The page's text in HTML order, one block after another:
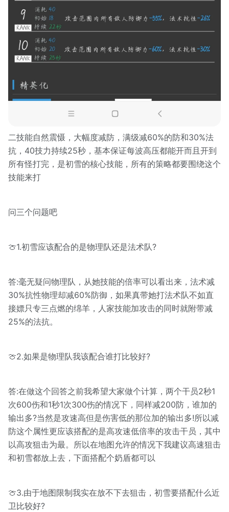
二技能自然震慑，大幅度减防，满级减60%的防和30%法
抗，40技力持续25秒，基本保证每波高压都能开而且开到
所有怪打完，是初雪的核心技能，所有的策略都要围绕这个
技能来打
问三个问题吧
🍈1.初雪应该配合的是物理队还是法术队?
答:毫无疑问物理队，从她技能的倍率可以看出来，法术减
30%抗性物理却减60%防御，如果真带她打法术队不如直
接嫖只专三点燃的绵羊，人家技能加攻击的同时就附带减
25%的法抗。
🍈2.如果是物理队我该配合谁打比较好?
答:在做这个回答之前我希望大家做个计算，两个干员2秒1
次600伤和1秒1次300伤的情况下，同样减200防，谁加的
输出多?当然是攻速高但是伤害低的那位加的输出多!所以减
防这个属性更应该搭配的是高攻速低倍率的攻击干员，其中
以高攻狙击为最。所以在地图允许的情况下我建议高速狙击
和初雪都放上去，下面搭配个奶盾都可以
🍈3.由于地图限制我实在放不下去狙击，初雪要搭配什么近
卫比较好?